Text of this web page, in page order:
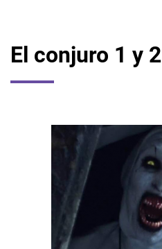
El conjuro 1 y 2